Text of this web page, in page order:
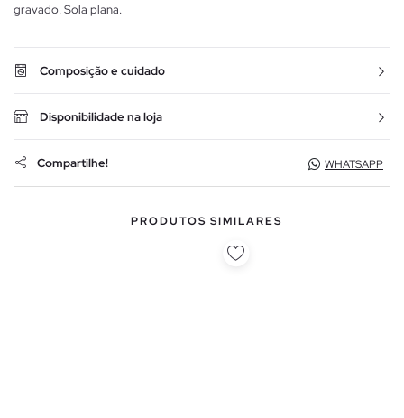
gravado. Sola plana.
Composição e cuidado
Disponibilidade na loja
Compartilhe! WHATSAPP
PRODUTOS SIMILARES